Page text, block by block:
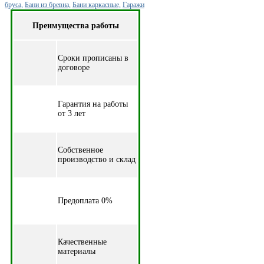
бруса, Бани из бревна, Бани каркасные, Гаражи
Преимущества работы
Cроки прописаны в
договоре
Гарантия на работы
от 3 лет
Собственное
производство и склад
Предоплата 0%
Качественные
материалы